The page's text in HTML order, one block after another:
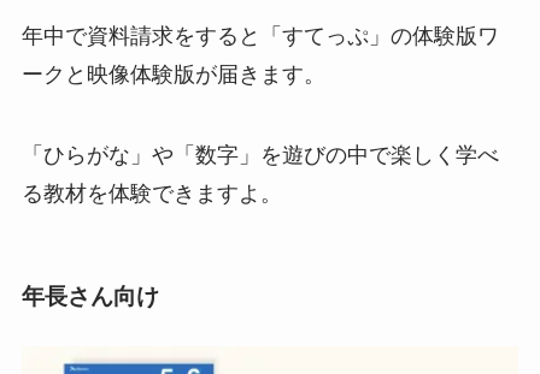
年中で資料請求をすると「すてっぷ」の体験版ワ
ークと映像体験版が届きます。
「ひらがな」や「数字」を遊びの中で楽しく学べ
る教材を体験できますよ。
年長さん向け